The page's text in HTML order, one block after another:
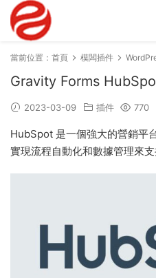
當前位置： 首頁 模闆插件
Gravity Forms
2023-03-09 插件 770
HubSpot 是一個強大的營銷平
實現流程自動化和數據管理來支